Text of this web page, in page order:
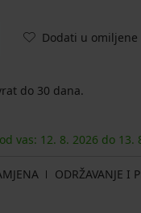
Dodati u omiljene
do 30 dana.
vas: 12. 8. 2026 do 13.
ODRŽAVANJE I